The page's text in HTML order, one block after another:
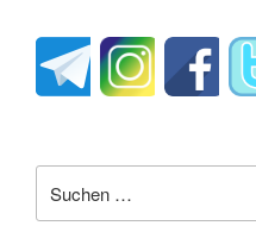
nach: